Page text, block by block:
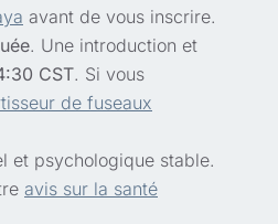
avant de vous inscrire.
. Une introduction et
CST. Si vous
de fuseaux
et psychologique stable.
avis sur la santé